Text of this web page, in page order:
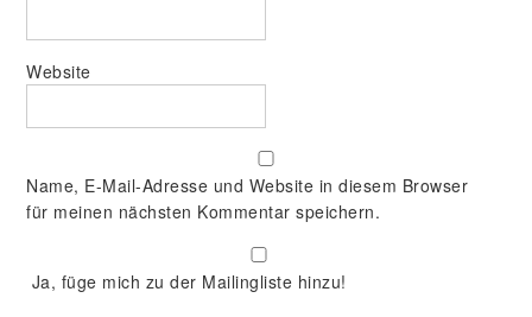
Website
Name, E-Mail-Adresse und Website in diesem Browser
für meinen nächsten Kommentar speichern.
Ja, füge mich zu der Mailingliste hinzu!